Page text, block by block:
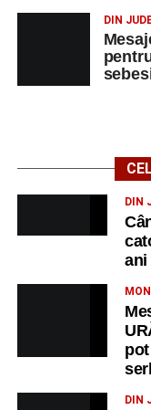
DIN
DIN
ani
DIN